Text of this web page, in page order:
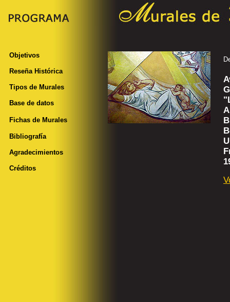
Objetivos
Reseña Histórica
Tipos de Murales
Base de datos
Fichas de Murales
Bibliografía
Agradecimientos
Créditos